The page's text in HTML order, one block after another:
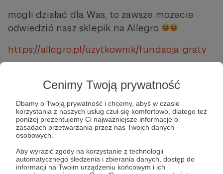
Cenimy Twoją prywatność
Dbamy o Twoją prywatność i chcemy, abyś w czasie
korzystania z naszych usług czuł się komfortowo, dlatego też
poniżej prezentujemy Ci najważniejsze informacje o
zasadach przetwarzania przez nas Twoich danych
osobowych.
Aby wyrazić zgody na korzystanie z technologii
automatycznego śledzenia i zbierania danych, dostęp do
informacji na Twoim urządzeniu końcowym i ich
mogli działać dla Was, to zawsze możecie
odwiedzić nasz sklepik na Allegro
https://allegro.pl/uzytkownik/fundacja-graty
Guess who's back!
Crawling through
forests and meadows, smelling like a bonfire,
covered in mud (especially the youngest
ones
), we're coming back to Krosno! Thank
you so much @forrestglamp for hosting our
crazy team in this wonderful place!